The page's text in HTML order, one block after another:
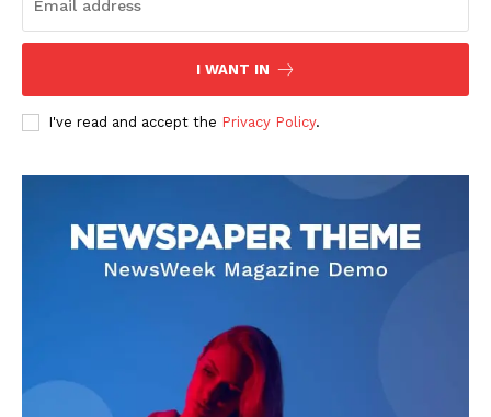
DOWNLOAD NOW
AIN NEWS 1
Contact Us
I WANT IN
I've read and accept the Privacy Policy.